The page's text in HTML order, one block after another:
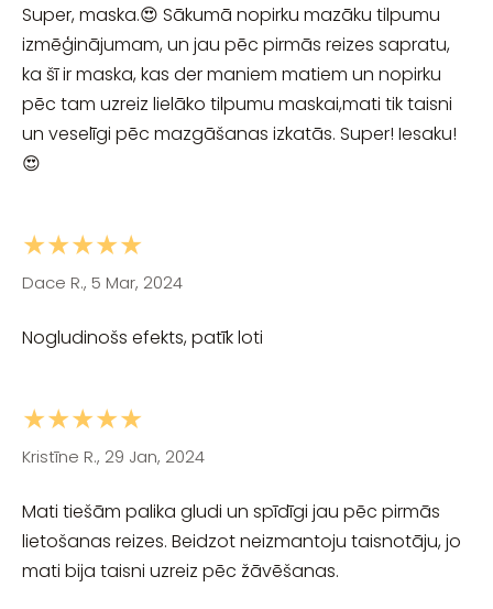
Super, maska.😍 Sākumā nopirku mazāku tilpumu
izmēģinājumam, un jau pēc pirmās reizes sapratu,
ka šī ir maska, kas der maniem matiem un nopirku
pēc tam uzreiz lielāko tilpumu maskai,mati tik taisni
un veselīgi pēc mazgāšanas izkatās. Super! Iesaku!
😍
★★★★★
Dace R., 5 Mar, 2024
Nogludinošs efekts, patīk loti
★★★★★
Kristīne R., 29 Jan, 2024
Mati tiešām palika gludi un spīdīgi jau pēc pirmās
lietošanas reizes. Beidzot neizmantoju taisnotāju, jo
mati bija taisni uzreiz pēc žāvēšanas.